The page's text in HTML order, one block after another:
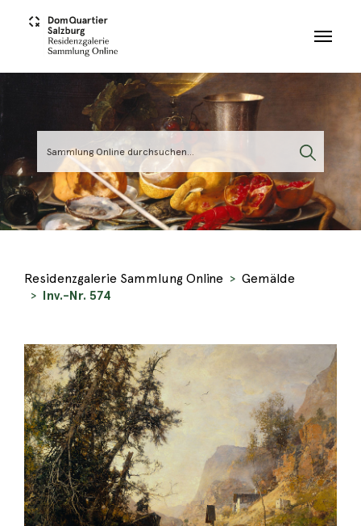
Residenzgalerie Sammlung Online
Gemälde
Inv.-Nr. 574